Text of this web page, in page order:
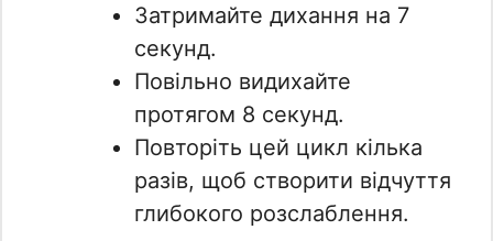
Затримайте дихання на 7
секунд.
Повільно видихайте
протягом 8 секунд.
Повторіть цей цикл кілька
разів, щоб створити відчуття
глибокого розслаблення.